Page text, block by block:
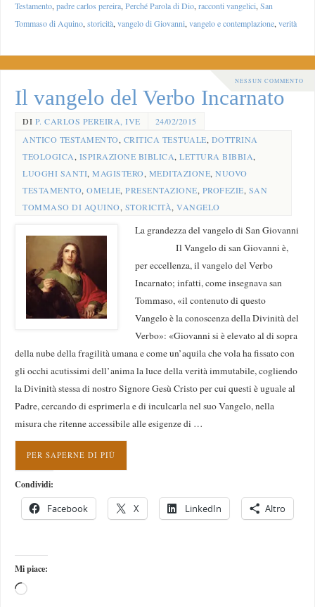
Testamento,padre carlos pereira,Perché Parola di Dio,racconti vangelici,San
Tommaso di Aquino,storicità,vangelo di Giovanni,vangelo e contemplazione,verità
NESSUN COMMENTO
Il vangelo del Verbo Incarnato
DI P. CARLOS PEREIRA, IVE
24/02/2015
ANTICO TESTAMENTO, CRITICA TESTUALE, DOTTRINA
TEOLOGICA, ISPIRAZIONE BIBLICA,LETTURA BIBBIA,
LUOGHI SANTI,MAGISTERO, MEDITAZIONE,NUOVO
TESTAMENTO,OMELIE,PRESENTAZIONE, PROFEZIE, SAN
TOMMASO DI AQUINO, STORICITÀ,VANGELO
La grandezza del vangelo di San Giovanni
Il Vangelo di san Giovanni è,
per eccellenza, il vangelo del Verbo
Incarnato; infatti, come insegnava san
Tommaso, «il contenuto di questo
Vangelo è la conoscenza della Divinità del
Verbo»: «Giovanni si è elevato al di sopra
della nube della fragilità umana e come un’aquila che vola ha fissato con
gli occhi acutissimi dell’anima la luce della verità immutabile, cogliendo
la Divinità stessa di nostro Signore Gesù Cristo per cui questi è uguale al
Padre, cercando di esprimerla e di inculcarla nel suo Vangelo, nella
misura che ritenne accessibile alle esigenze di …
PER SAPERNE DI PIÙ
Condividi:
Facebook X LinkedIn Altro
Mi piace: